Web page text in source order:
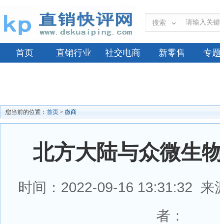
搜索
首页 直销行业 社交电商 新零售 专
您当前的位置： 首页 > 微商
北方大陆与众微生
时间：2022-09-16 13:31:32
者：